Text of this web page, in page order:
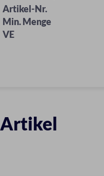
Artikel-Nr.
Min. Menge
VE